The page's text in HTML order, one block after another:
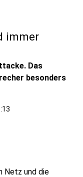
immer
Das
besonders
Netz und die